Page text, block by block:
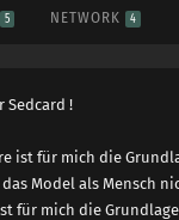
5 NETWORK 4
Sedcard !
ist für mich die
Model als Mensch
für mich die